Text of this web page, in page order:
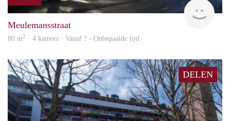
rent
Meulemansstraat
80 m2 · 4 kamers · Vanaf ? - Onbepaalde tijd
DELEN